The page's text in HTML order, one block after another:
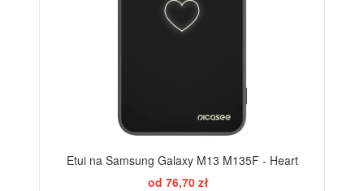
Etui na Samsung Galaxy M13 M135F - Heart
od 76,70 zł